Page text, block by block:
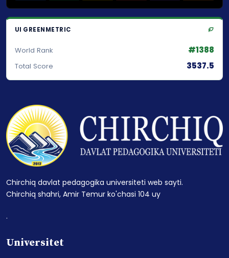
UI GREENMETRIC
World Rank #1388
Total Score 3537.5
Chirchiq davlat pedagogika universiteti web sayti.
Chirchiq shahri, Amir Temur ko'chasi 104 uy
.
Universitet